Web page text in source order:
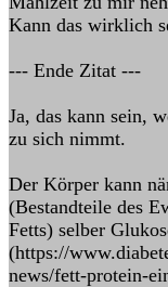
Kann das wirklich
--- Ende Zitat ---
Ja, das kann sein,
zu sich nimmt.
Der Körper kann
(Bestandteile des
Fetts) selber
(https://
news/fett-protein-